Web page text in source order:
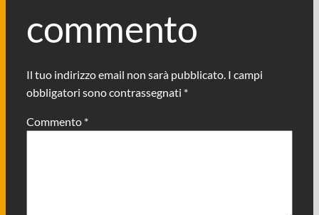
commento
Il tuo indirizzo email non sarà pubblicato. I campi
obbligatori sono contrassegnati *
Commento *